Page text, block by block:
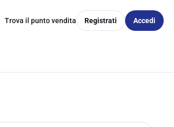
Trova il punto vendita Registrati Accedi